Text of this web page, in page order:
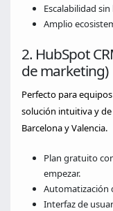
Escalabilidad
Amplio
2. HubSpot
de marketing)
Perfecto para
solución intuitiva y
Barcelona y Valencia.
Plan gratuito
empezar.
Automatización
Interfaz de